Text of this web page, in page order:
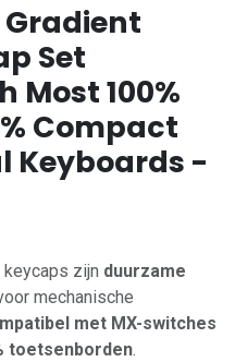
Gradient
Set
Most 100%
Compact
Keyboards -
keycaps zijn duurzame
mechanische
met MX-switches
toetsenborden.